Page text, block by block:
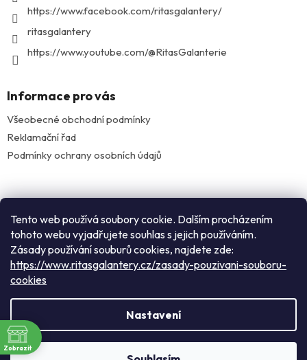
Tento web používá soubory cookie. Dalším procházením
tohoto webu vyjadřujete souhlas s jejich používáním.
Zásady používání souburů cookies, najdete zde:
https://www.ritasgalantery.cz/zasady-pouzivani-souboru-
cookies
Nastavení
Rádi Vás přivítáme v našem pražském obchodě: nacházíme se
mezi zastávkami metra Flora a náměstí Jiřího z Poděbrad v
https://www.facebook.com/ritasgalantery/
ritasgalantery
https://www.youtube.com/@RitasGalanterie
Informace pro vás
Všeobecné obchodní podmínky
Reklamační řad
Podmínky ochrany osobních údajů
Instagram
Vytvořil Shoptet
Copyright 2026Rita's galanterie. Všechna práva
Zobrazit